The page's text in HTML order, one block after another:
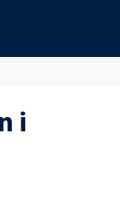
i